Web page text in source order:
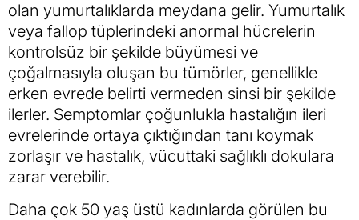
olan yumurtalıklarda meydana gelir. Yumurtalık
veya fallop tüplerindeki anormal hücrelerin
kontrolsüz bir şekilde büyümesi ve
çoğalmasıyla oluşan bu tümörler, genellikle
erken evrede belirti vermeden sinsi bir şekilde
ilerler. Semptomlar çoğunlukla hastalığın ileri
evrelerinde ortaya çıktığından tanı koymak
zorlaşır ve hastalık, vücuttaki sağlıklı dokulara
zarar verebilir.
Daha çok 50 yaş üstü kadınlarda görülen bu